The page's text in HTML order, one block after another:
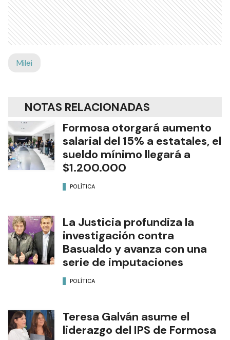
Milei
NOTAS RELACIONADAS
Formosa otorgará aumento
salarial del 15% a estatales, el
sueldo mínimo llegará a
$1.200.000
POLÍTICA
La Justicia profundiza la
investigación contra
Basualdo y avanza con una
serie de imputaciones
POLÍTICA
Teresa Galván asume el
liderazgo del IPS de Formosa